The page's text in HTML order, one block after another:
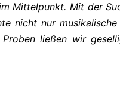
Mittelpunkt. Mit der
nicht nur musikalische
ließen wir